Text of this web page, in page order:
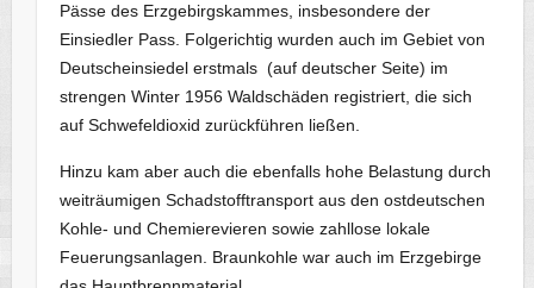
Pässe des Erzgebirgskammes, insbesondere der
Einsiedler Pass. Folgerichtig wurden auch im Gebiet von
Deutscheinsiedel erstmals (auf deutscher Seite) im
strengen Winter 1956 Waldschäden registriert, die sich
auf Schwefeldioxid zurückführen ließen.
Hinzu kam aber auch die ebenfalls hohe Belastung durch
weiträumigen Schadstofftransport aus den ostdeutschen
Kohle- und Chemierevieren sowie zahllose lokale
Feuerungsanlagen. Braunkohle war auch im Erzgebirge